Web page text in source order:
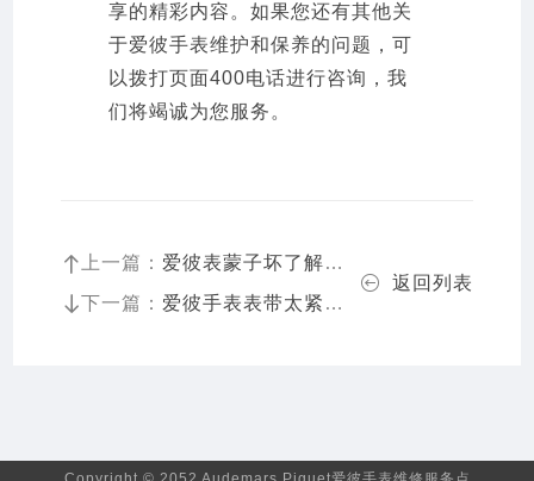
享的精彩内容。如果您还有其他关
于爱彼手表维护和保养的问题，可
以拨打页面400电话进行咨询，我
们将竭诚为您服务。
上一篇： 爱彼表蒙子坏了解决办法详解
下一篇： 爱彼手表表带太紧处理方法大全
返回列表